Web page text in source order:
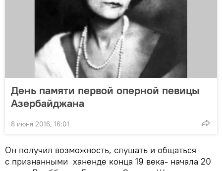
День памяти первой оперной певицы
Азербайджана
8 июня 2016, 16:01
Он получил возможность, слушать и общаться
с признанными ханенде конца 19 века- начала 20